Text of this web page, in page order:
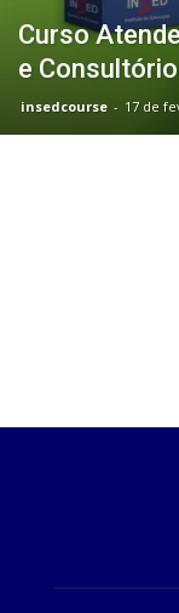
Curso
e
insedcourse - 17 de
Portal do Aluno